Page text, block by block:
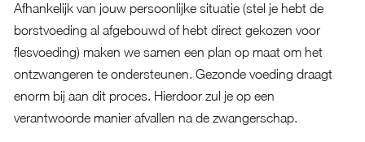
Afhankelijk van jouw persoonlijke situatie (stel je hebt de
borstvoeding al afgebouwd of hebt direct gekozen voor
flesvoeding) maken we samen een plan op maat om het
ontzwangeren te ondersteunen. Gezonde voeding draagt
enorm bij aan dit proces. Hierdoor zul je op een
verantwoorde manier afvallen na de zwangerschap.